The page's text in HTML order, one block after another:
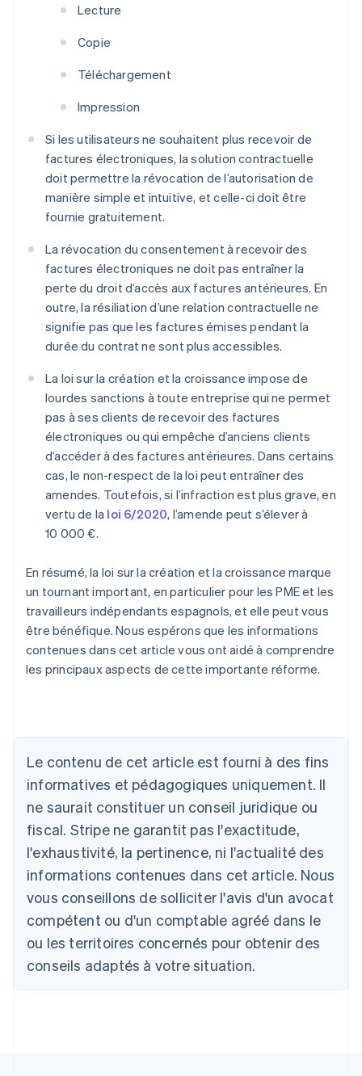
Lecture
Copie
Téléchargement
Impression
Si les utilisateurs ne souhaitent plus recevoir de
factures électroniques, la solution contractuelle
doit permettre la révocation de l’autorisation de
manière simple et intuitive, et celle-ci doit être
fournie gratuitement.
La révocation du consentement à recevoir des
factures électroniques ne doit pas entraîner la
perte du droit d’accès aux factures antérieures. En
outre, la résiliation d’une relation contractuelle ne
signifie pas que les factures émises pendant la
durée du contrat ne sont plus accessibles.
La loi sur la création et la croissance impose de
lourdes sanctions à toute entreprise qui ne permet
pas à ses clients de recevoir des factures
électroniques ou qui empêche d’anciens clients
d’accéder à des factures antérieures. Dans certains
cas, le non-respect de la loi peut entraîner des
amendes. Toutefois, si l’infraction est plus grave, en
vertu de la loi 6/2020, l’amende peut s’élever à
10 000 €.
En résumé, la loi sur la création et la croissance marque
un tournant important, en particulier pour les PME et les
travailleurs indépendants espagnols, et elle peut vous
être bénéfique. Nous espérons que les informations
contenues dans cet article vous ont aidé à comprendre
les principaux aspects de cette importante réforme.
Le contenu de cet article est fourni à des fins
informatives et pédagogiques uniquement. Il
ne saurait constituer un conseil juridique ou
fiscal. Stripe ne garantit pas l'exactitude,
l'exhaustivité, la pertinence, ni l'actualité des
informations contenues dans cet article. Nous
vous conseillons de solliciter l'avis d'un avocat
compétent ou d'un comptable agréé dans le
ou les territoires concernés pour obtenir des
conseils adaptés à votre situation.
Allemagne
Australie
English
Autriche
DeutschEnglish
Belgique
NederlandsFrançaisDeutsch English
Português English
Bulgarie
English
Canada
EnglishFrançais